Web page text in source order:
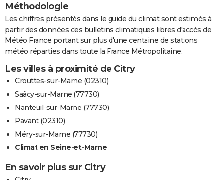
Méthodologie
Les chiffres présentés dans le guide du climat sont estimés à
partir des données des bulletins climatiques libres d'accès de
Météo France portant sur plus d'une centaine de stations
météo réparties dans toute la France Métropolitaine.
Les villes à proximité de Citry
Crouttes-sur-Marne (02310)
Saâcy-sur-Marne (77730)
Nanteuil-sur-Marne (77730)
Pavant (02310)
Méry-sur-Marne (77730)
Climat en Seine-et-Marne
En savoir plus sur Citry